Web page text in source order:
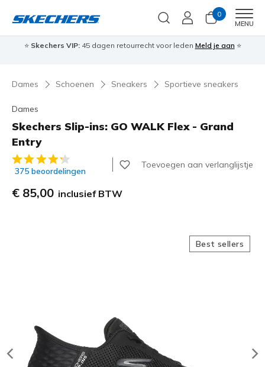
0
MENU
⭐ Skechers VIP:45 dagen retourrecht voor leden Meld je aan ⭐
Dames Schoenen Sneakers Sportieve sneakers
Dames
Skechers Slip-ins: GO WALK Flex - Grand
Entry
5 van de 5 klantbeoordelingen
375 beoordelingen
Toevoegen aan verlanglijstje
€ 85,00 inclusief BTW
Best sellers